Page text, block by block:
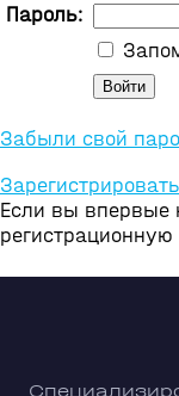
Пароль:
Забыли свой
Если вы впервые